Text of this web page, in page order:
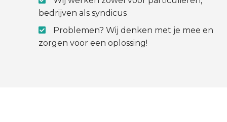
bedrijven als syndicus
Problemen? Wij denken met je mee en
zorgen voor een oplossing!